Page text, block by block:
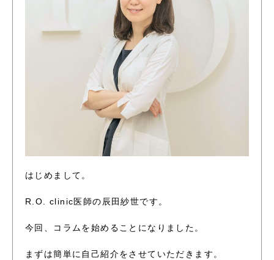
はじめまして。
R.O. clinic医師の辰田紗世です。
今回、コラムを始めることになりました。
まずは簡単に自己紹介をさせていただきます。